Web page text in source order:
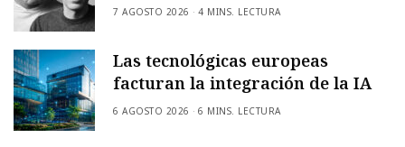
7 AGOSTO 2026 4 MINS. LECTURA
Las tecnológicas europeas
facturan la integración de la IA
6 AGOSTO 2026 6 MINS. LECTURA